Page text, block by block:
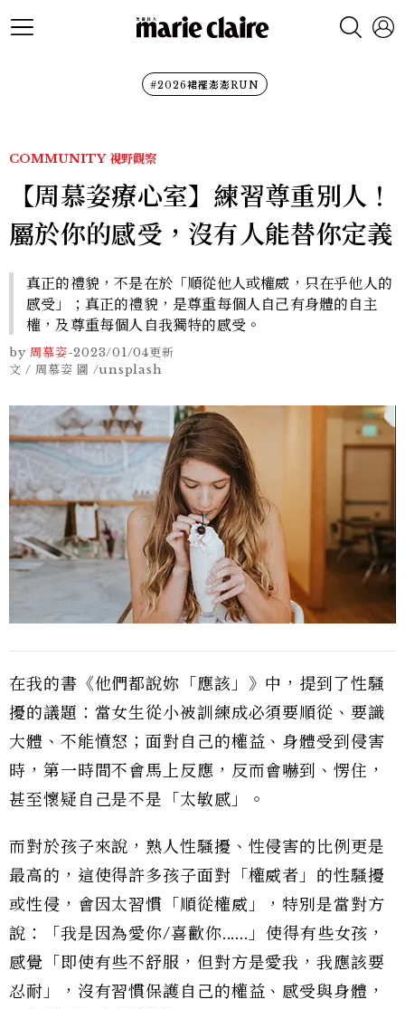
#2026裙襬澎澎RUN
COMMUNITY 視野觀察
【周慕姿療心室】練習尊重別人！
屬於你的感受，沒有人能替你定義
真正的禮貌，不是在於「順從他人或權威，只在乎他人的
感受」；真正的禮貌，是尊重每個人自己有身體的自主
權，及尊重每個人自我獨特的感受。
by 周慕姿-2023/01/04更新
文 / 周慕姿 圖 /unsplash
在我的書《他們都說妳「應該」》中，提到了性騷
擾的議題：當女生從小被訓練成必須要順從、要識
大體、不能憤怒；面對自己的權益、身體受到侵害
時，第一時間不會馬上反應，反而會嚇到、愣住，
甚至懷疑自己是不是「太敏感」。
而對於孩子來說，熟人性騷擾、性侵害的比例更是
最高的，這使得許多孩子面對「權威者」的性騷擾
或性侵，會因太習慣「順從權威」，特別是當對方
說：「我是因為愛你/喜歡你......」使得有些女孩，
感覺「即使有些不舒服，但對方是愛我，我應該要
忍耐」，沒有習慣保護自己的權益、感受與身體，